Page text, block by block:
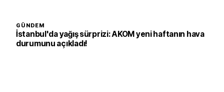
GÜNDEM
İstanbul'da yağış sürprizi: AKOM yeni haftanın hava
durumunu açıkladı!